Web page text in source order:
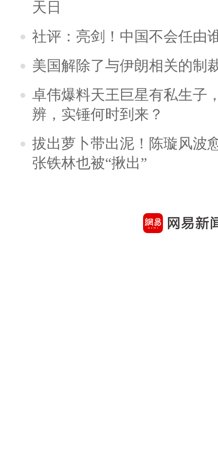
天日
社评：亮剑！中国不会任由
美国解除了与伊朗相关的制
卓伟爆料天王巨星有私生子
辨，实锤何时到来？
拔出萝卜带出泥！陈璇风波
张铁林也被“揪出”